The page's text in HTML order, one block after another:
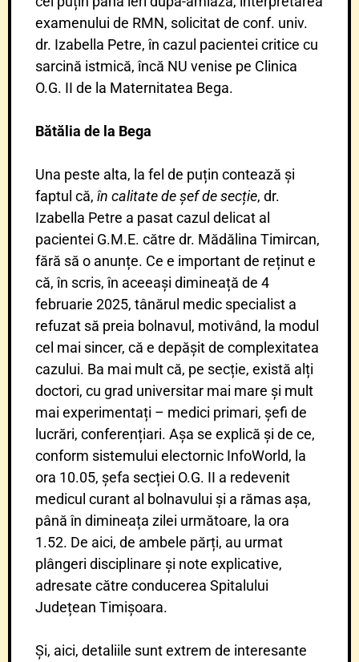
examenului de RMN, solicitat de conf. univ.
dr. Izabella Petre, în cazul pacientei critice cu
sarcină istmică, încă NU venise pe Clinica
O.G. II de la Maternitatea Bega.
Bătălia de la Bega
Una peste alta, la fel de puțin contează și
faptul că, în calitate de șef de secție, dr.
Izabella Petre a pasat cazul delicat al
pacientei G.M.E. către dr. Mădălina Timircan,
fără să o anunțe. Ce e important de reținut e
că, în scris, în aceeași dimineață de 4
februarie 2025, tânărul medic specialist a
refuzat să preia bolnavul, motivând, la modul
cel mai sincer, că e depășit de complexitatea
cazului. Ba mai mult că, pe secție, există alți
doctori, cu grad universitar mai mare și mult
mai experimentați – medici primari, șefi de
lucrări, conferențiari. Așa se explică și de ce,
conform sistemului electornic InfoWorld, la
ora 10.05, șefa secției O.G. II a redevenit
medicul curant al bolnavului și a rămas așa,
până în dimineața zilei următoare, la ora
1.52. De aici, de ambele părți, au urmat
plângeri disciplinare și note explicative,
adresate către conducerea Spitalului
Județean Timișoara.
Și, aici, detaliile sunt extrem de interesante